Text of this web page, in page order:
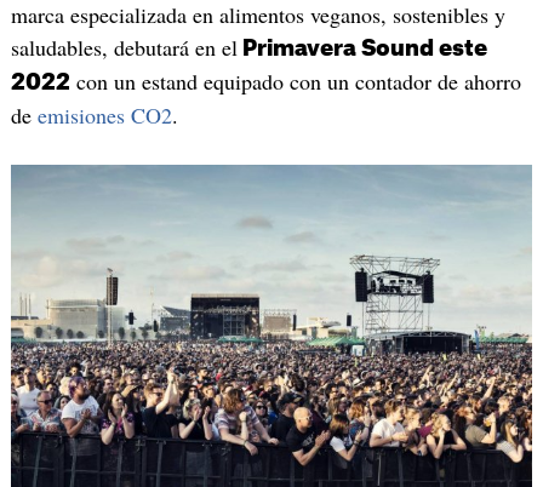
marca especializada en alimentos veganos, sostenibles y
saludables, debutará en el Primavera Sound este
2022 con un estand equipado con un contador de ahorro
de emisiones CO2.